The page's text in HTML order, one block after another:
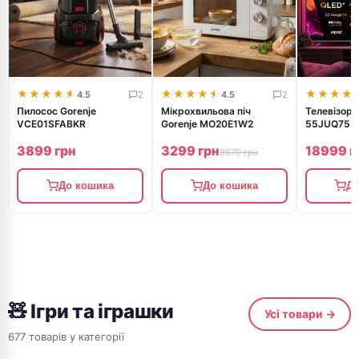
★★★★★
★★★★★ 4.5 2
Пилосос Gorenje
VCE01SFABKR
3899 грн
До кошика
★★★★★
★★★★★ 4.5 2
Мікрохвильова піч
Gorenje MO20E1W2
3299 грн3670 грн
До кошика
Телевізор
18999
🧸 Ігри та іграшки
677 товарів у категорії
Усі товари →